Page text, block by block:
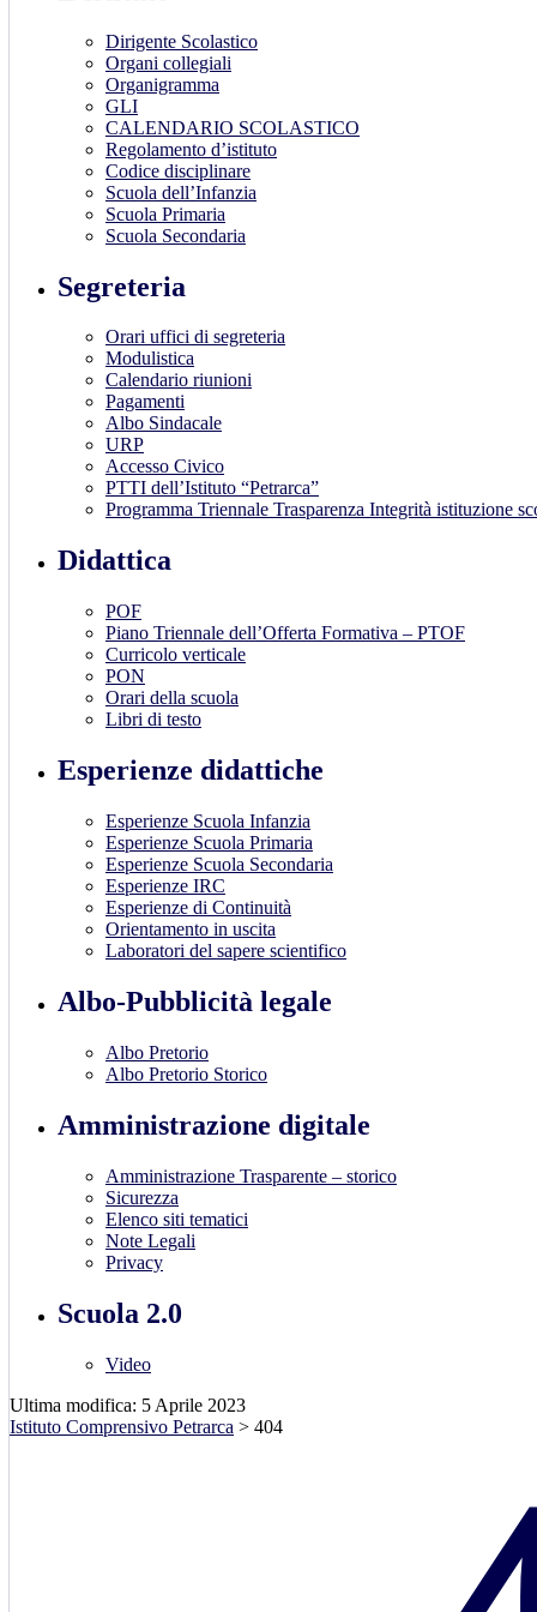
Dirigente Scolastico
Organi collegiali
Organigramma
GLI
CALENDARIO SCOLASTICO
Regolamento d’istituto
Codice disciplinare
Scuola dell’Infanzia
Scuola Primaria
Scuola Secondaria
Segreteria
Orari uffici di segreteria
Modulistica
Calendario riunioni
Pagamenti
Albo Sindacale
URP
Accesso Civico
PTTI dell’Istituto “Petrarca”
Programma Triennale Trasparenza Integrità istituzione
Didattica
POF
Piano Triennale dell’Offerta Formativa – PTOF
Curricolo verticale
PON
Orari della scuola
Libri di testo
Esperienze didattiche
Esperienze Scuola Infanzia
Esperienze Scuola Primaria
Esperienze Scuola Secondaria
Esperienze IRC
Esperienze di Continuità
Orientamento in uscita
Laboratori del sapere scientifico
Albo-Pubblicità legale
Albo Pretorio
Albo Pretorio Storico
Amministrazione digitale
Amministrazione Trasparente – storico
Sicurezza
Elenco siti tematici
Note Legali
Privacy
Scuola 2.0
Video
Ultima modifica: 5 Aprile 2023
Istituto Comprensivo Petrarca > 404